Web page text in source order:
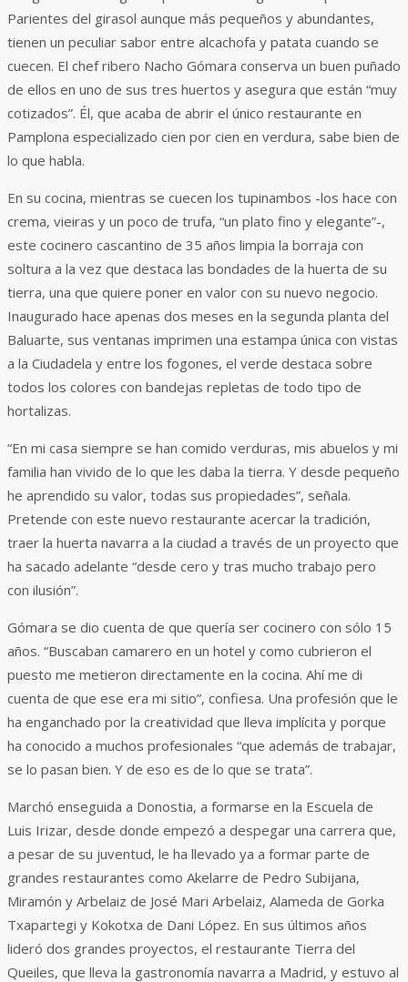
Parientes del girasol aunque más pequeños y abundantes,
tienen un peculiar sabor entre alcachofa y patata cuando se
cuecen. El chef ribero Nacho Gómara conserva un buen puñado
de ellos en uno de sus tres huertos y asegura que están “muy
cotizados”. Él, que acaba de abrir el único restaurante en
Pamplona especializado cien por cien en verdura, sabe bien de
lo que habla.
En su cocina, mientras se cuecen los tupinambos -los hace con
crema, vieiras y un poco de trufa, “un plato fino y elegante”-,
este cocinero cascantino de 35 años limpia la borraja con
soltura a la vez que destaca las bondades de la huerta de su
tierra, una que quiere poner en valor con su nuevo negocio.
Inaugurado hace apenas dos meses en la segunda planta del
Baluarte, sus ventanas imprimen una estampa única con vistas
a la Ciudadela y entre los fogones, el verde destaca sobre
todos los colores con bandejas repletas de todo tipo de
hortalizas.
“En mi casa siempre se han comido verduras, mis abuelos y mi
familia han vivido de lo que les daba la tierra. Y desde pequeño
he aprendido su valor, todas sus propiedades”, señala.
Pretende con este nuevo restaurante acercar la tradición,
traer la huerta navarra a la ciudad a través de un proyecto que
ha sacado adelante “desde cero y tras mucho trabajo pero
con ilusión”.
Gómara se dio cuenta de que quería ser cocinero con sólo 15
años. “Buscaban camarero en un hotel y como cubrieron el
puesto me metieron directamente en la cocina. Ahí me di
cuenta de que ese era mi sitio”, confiesa. Una profesión que le
ha enganchado por la creatividad que lleva implícita y porque
ha conocido a muchos profesionales “que además de trabajar,
se lo pasan bien. Y de eso es de lo que se trata”.
Marchó enseguida a Donostia, a formarse en la Escuela de
Luis Irizar, desde donde empezó a despegar una carrera que,
a pesar de su juventud, le ha llevado ya a formar parte de
grandes restaurantes como Akelarre de Pedro Subijana,
Miramón y Arbelaiz de José Mari Arbelaiz, Alameda de Gorka
Txapartegi y Kokotxa de Dani López. En sus últimos años
lideró dos grandes proyectos, el restaurante Tierra del
Queiles, que lleva la gastronomía navarra a Madrid, y estuvo al